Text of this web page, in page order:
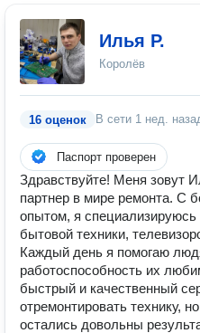
Илья Р.
Королёв
16 оценок В сети 1 нед.
Паспорт проверен
Здравствуйте! Меня зовут
партнер в мире ремонта. С
опытом, я
бытовой техники,
Каждый день я помогаю
работоспособность их
быстрый и качественный
отремонтировать технику,
остались довольны